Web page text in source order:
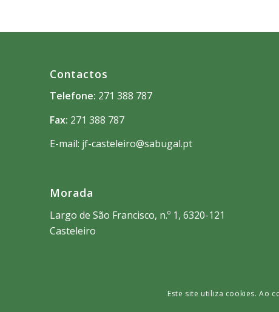
Contactos
Telefone: 271 388 787
Fax: 271 388 787
E-mail: jf-casteleiro@sabugal.pt
Morada
Largo de São Francisco, n.º 1, 6320-121
Casteleiro
Este site utiliza cookies. Ao